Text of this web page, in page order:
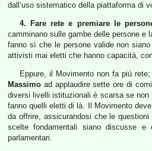
dall’uso sistematico della piattaforma di
4. Fare rete e premiare le
camminano sulle gambe delle persone
fanno sì che le persone valide non
attivisti mai eletti che hanno capacità,
Eppure, il Movimento non fa più
Massimo ad applaudire sette ore di
diversi livelli istituzionali è scarsa se non
fanno quelli eletti di là. Il Movimento
da offrire, assicurandosi che le
scelte fondamentali siano discusse
parlamentari.